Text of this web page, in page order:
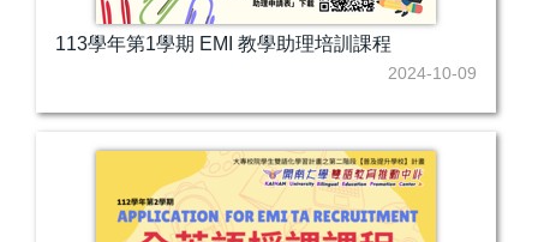
113學年第1學期 EMI 教學助理培訓課程
2024-10-09